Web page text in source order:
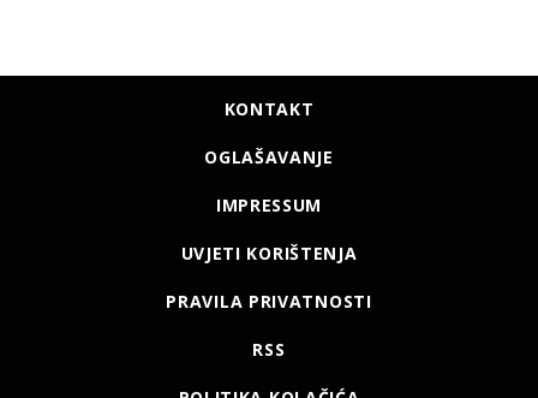
KONTAKT
OGLAŠAVANJE
IMPRESSUM
UVJETI KORIŠTENJA
PRAVILA PRIVATNOSTI
RSS